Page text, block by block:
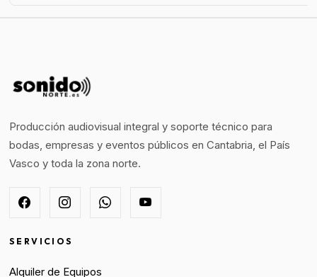
Producción audiovisual integral y soporte técnico para
bodas, empresas y eventos públicos en Cantabria, el País
Vasco y toda la zona norte.
SERVICIOS
Alquiler de Equipos